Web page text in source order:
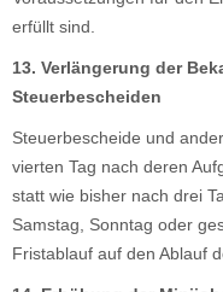
erfüllt sind.
13. Verlängerung der
Steuerbescheiden
Steuerbescheide und
vierten Tag nach deren
statt wie bisher nach drei
Samstag, Sonntag oder
Fristablauf auf den Ablauf